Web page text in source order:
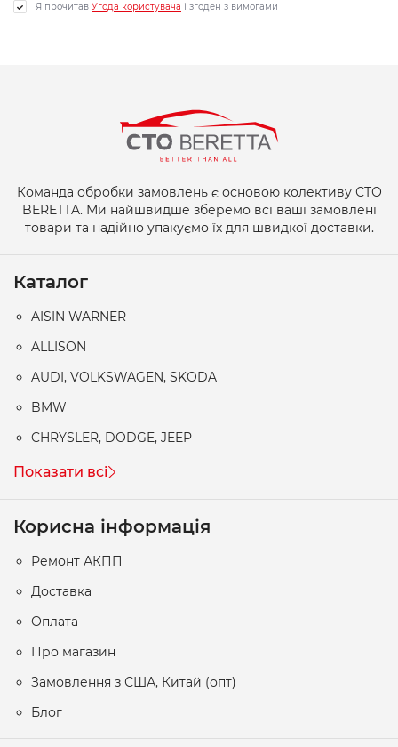
Я прочитав Угода користувача і згоден з вимогами
Команда обробки замовлень є основою колективу СТО
BERETTA. Ми найшвидше зберемо всі ваші замовлені
товари та надійно упакуємо їх для швидкої доставки.
Каталог
AISIN WARNER
ALLISON
AUDI, VOLKSWAGEN, SKODA
BMW
CHRYSLER, DODGE, JEEP
Показати всі
Корисна інформація
Ремонт АКПП
Доставка
Оплата
Про магазин
Замовлення з США, Китай (опт)
Блог